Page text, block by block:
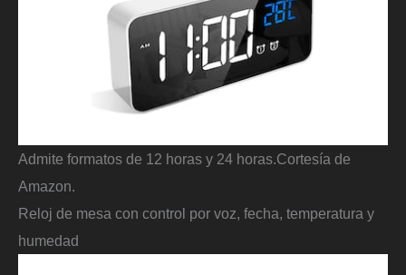
Admite formatos de 12 horas y 24 horas. Cortesía de
Amazon.
Reloj de mesa con control por voz, fecha, temperatura y
humedad